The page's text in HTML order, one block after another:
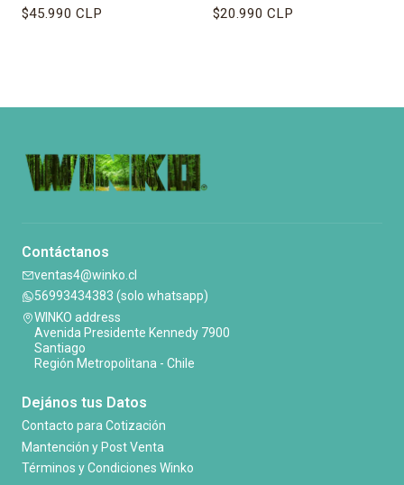
$45.990 CLP $20.990 CLP
Contáctanos
ventas4@winko.cl
56993434383 (solo whatsapp)
WINKO address
Avenida Presidente Kennedy 7900
Santiago
Región Metropolitana - Chile
Dejános tus Datos
Contacto para Cotización
Mantención y Post Venta
Términos y Condiciones Winko